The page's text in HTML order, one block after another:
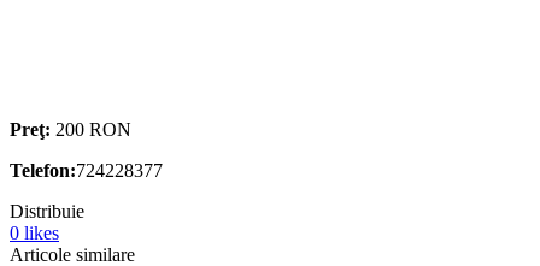
Preţ: 200 RON
Telefon:724228377
Distribuie
0 likes
Articole similare